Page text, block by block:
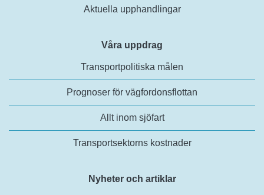
Aktuella upphandlingar
Våra uppdrag
Transportpolitiska målen
Prognoser för vägfordonsflottan
Allt inom sjöfart
Transportsektorns kostnader
Nyheter och artiklar